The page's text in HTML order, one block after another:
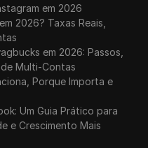
em 2026
2026? Taxas Reais,
em 2026: Passos,
Multi-Contas
Porque Importa e
Um Guia Prático para
e Crescimento Mais